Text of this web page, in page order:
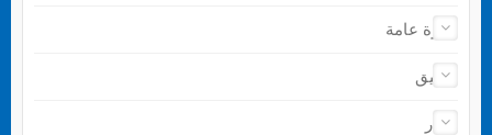
نظرة عامة
تطبيق
أخبار